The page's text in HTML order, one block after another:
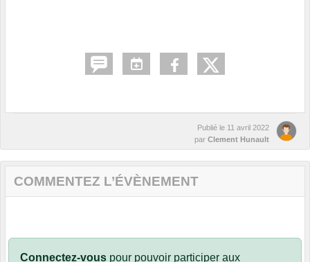
Publié le 11 avril 2022
par Clement Hunault
COMMENTEZ L’ÉVÈNEMENT
Connectez-vous pour pouvoir participer aux